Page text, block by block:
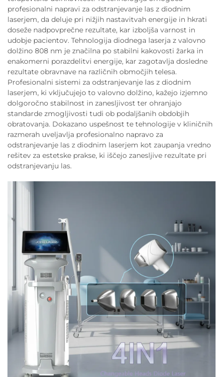
profesionalni napravi za odstranjevanje las z diodnim
laserjem, da deluje pri nižjih nastavitvah energije in hkrati
doseže nadpovprečne rezultate, kar izboljša varnost in
udobje pacientov. Tehnologija diodnega laserja z valovno
dolžino 808 nm je značilna po stabilni kakovosti žarka in
enakomerni porazdelitvi energije, kar zagotavlja dosledne
rezultate obravnave na različnih območjih telesa.
Profesionalni sistemi za odstranjevanje las z diodnim
laserjem, ki vključujejo to valovno dolžino, kažejo izjemno
dolgoročno stabilnost in zanesljivost ter ohranjajo
standarde zmogljivosti tudi ob podaljšanih obdobjih
obratovanja. Dokazano uspešnost te tehnologije v kliničnih
razmerah uveljavlja profesionalno napravo za
odstranjevanje las z diodnim laserjem kot zaupanja vredno
rešitev za estetske prakse, ki iščejo zanesljive rezultate pri
odstranjevanju las.